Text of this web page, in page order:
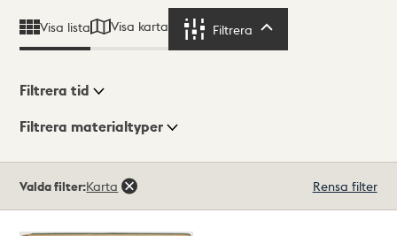
Visa lista Visa karta Filtrera
Visningsläge
Filtrera tid
Filtrera materialtyper
träffar
Valda filter:Karta Rensa filter